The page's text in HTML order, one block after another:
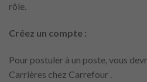
rôle.
Créez un compte :
Pour postuler à un poste, vous
Carrières chez Carrefour .